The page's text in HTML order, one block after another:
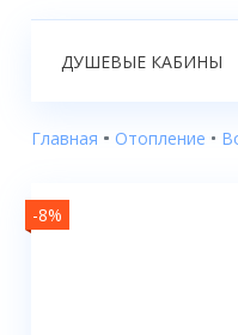
Распродажа
Ванны
ДУШЕВЫЕ КАБИНЫ
Главная Отопление
-8%